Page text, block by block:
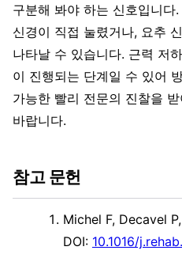
구분해 봐야 하는 신호입니
신경이 직접 눌렸거나, 요추
나타날 수 있습니다. 근력 저
이 진행되는 단계일 수 있어
가능한 빨리 전문의 진찰을
바랍니다.
참고 문헌
Michel F, Decavel
DOI: 10.1016/